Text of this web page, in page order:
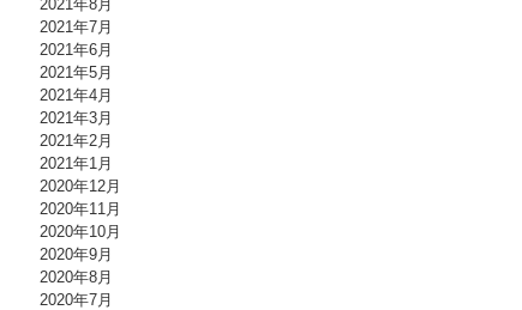
2021年8月
2021年7月
2021年6月
2021年5月
2021年4月
2021年3月
2021年2月
2021年1月
2020年12月
2020年11月
2020年10月
2020年9月
2020年8月
2020年7月